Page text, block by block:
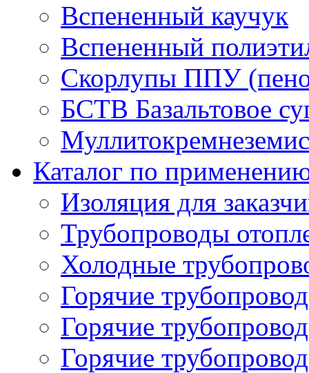
Вспененный каучук
Вспененный
Скорлупы ППУ
БСТВ Базальтовое
Каталог по
Изоляция для
Трубопроводы
Холодные
Горячие
Горячие
Горячие